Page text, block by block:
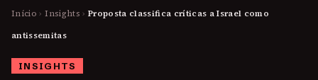
Início › Insights › Proposta classifica críticas a Israel como
antissemitas
INSIGHTS